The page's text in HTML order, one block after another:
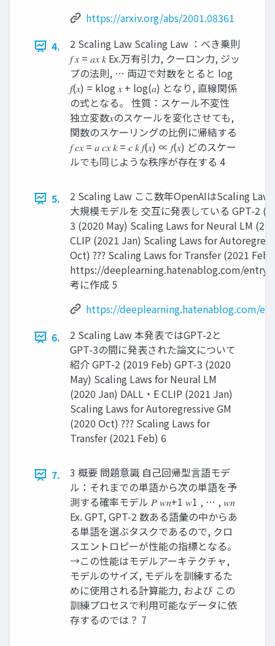
https://arxiv.org/abs/2001.08361
4.
2 Scaling Law Scaling Law ：べき乗則
𝑓 𝑥 = 𝑎𝑥 𝑘 Ex.万有引力, クーロン力, ジッ
プの法則, … 両辺で対数をとると log
𝑓(𝑥) = klog 𝑥 + log(𝑎) となり, 直線関係
の式となる。 性質：スケール不変性
独立変数𝑥のスケールを変化させても,
関数のスケーリングの比例に帰結する
𝑓 𝑐𝑥 = 𝑎 𝑐𝑥 𝑘 = 𝑐 𝑘 𝑓(𝑥) ∝ 𝑓(𝑥) どのスケー
ルでも同じような秩序が存在する 4
5.
2 Scaling Law ここ数年OpenAIはScaling Law
大規模モデルを 交互に発表している GPT-2
3 (2020 May) Scaling Laws for Neural LM
CLIP (2021 Jan) Scaling Laws for
Oct) ??? Scaling Laws for Transfer (2021 Feb)
https://deeplearning.hatenablog.com/entry/
考に作成 5
https://deeplearning.hatenablog.com/
6.
2 Scaling Law 本発表ではGPT-2と
GPT-3の間に発表された論文について
紹介 GPT-2 (2019 Feb) GPT-3 (2020
May) Scaling Laws for Neural LM
(2020 Jan) DALL・E CLIP (2021 Jan)
Scaling Laws for Autoregressive GM
(2020 Oct) ??? Scaling Laws for
Transfer (2021 Feb) 6
7.
3 概要 問題意識 自己回帰型言語モデ
ル：それまでの単語から次の単語を予
測する確率モデル 𝑃 𝑤𝑛+1 𝑤1 , ⋯ , 𝑤𝑛
Ex. GPT, GPT-2 数ある語彙の中からあ
る単語を選ぶタスクであるので, クロ
スエントロピーが性能の指標となる。
→この性能はモデルアーキテクチャ,
モデルのサイズ, モデルを訓練するた
めに使用される計算能力, および この
訓練プロセスで利用可能なデータに依
存するのでは？ 7